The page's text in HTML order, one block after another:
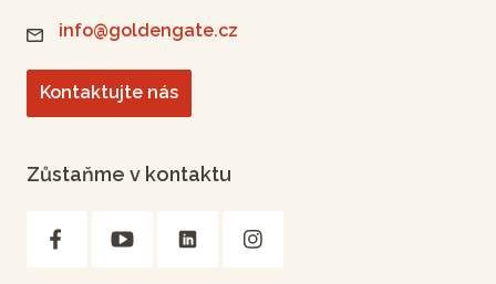
info@goldengate.cz
Kontaktujte nás
Zůstaňme v kontaktu